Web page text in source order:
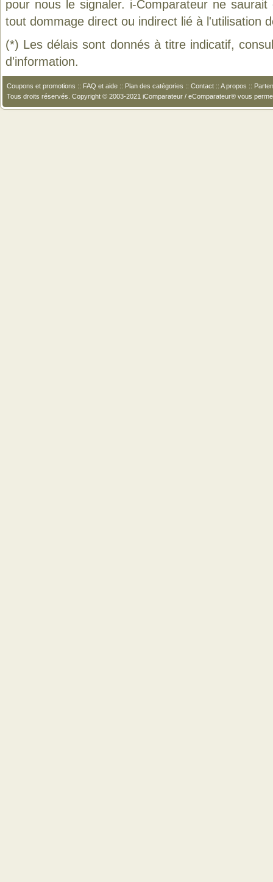
pour nous le signaler. i-Comparateur ne
tout dommage direct ou indirect lié à l'utilisation
(*) Les délais sont donnés à titre indicatif,
d'information.
Coupons et promotions :: FAQ et aide :: Plan des catégories :: Contact :: A propos ::
Tous droits réservés. Copyright © 2003-2021 iComparateur / eComparateur® vous